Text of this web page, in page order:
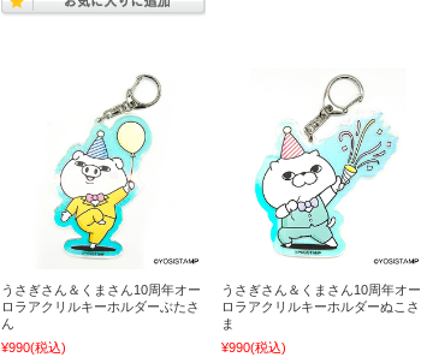
うさぎさん＆くまさん10周年オー
ロラアクリルキーホルダーぶたさ
ん
¥990(税込)
うさぎさん＆くまさん10周年オー
ロラアクリルキーホルダーぬこさ
ま
¥990(税込)